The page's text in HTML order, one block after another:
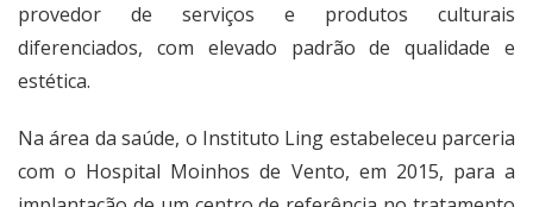
provedor de serviços e produtos culturais
diferenciados, com elevado padrão de qualidade e
estética.
Na área da saúde, o Instituto Ling estabeleceu parceria
com o Hospital Moinhos de Vento, em 2015, para a